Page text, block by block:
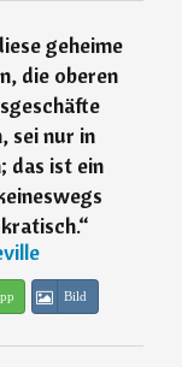
geheime
die oberen
sei nur in
das ist ein
“
Bild